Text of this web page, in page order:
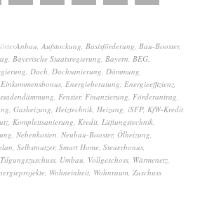
Anbau, Aufstockung, Basisförderung, Bau-Booster,
, Bayerische Staatsregierung, Bayern, BEG,
, Dach, Dachsanierung, Dämmung,
Einkommensbonus, Energieberatung, Energieeffizienz,
, Fenster, Finanzierung, Förderantrag,
, Gasheizung, Heiztechnik, Heizung, iSFP, KfW-Kredit
, Komplettsanierung, Kredit, Lüftungstechnik,
, Nebenkosten, Neubau-Booster, Ölheizung,
, Selbstnutzer, Smart Home, Steuerbonus,
Tilgungszuschuss, Umbau, Vollgeschoss, Wärmenetz,
, Wohneinheit, Wohnraum, Zuschuss